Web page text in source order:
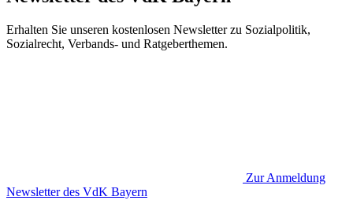
Erhalten Sie unseren kostenlosen Newsletter zu Sozialpolitik,
Sozialrecht, Verbands- und Ratgeberthemen.
Zur Anmeldung
Newsletter des VdK Bayern